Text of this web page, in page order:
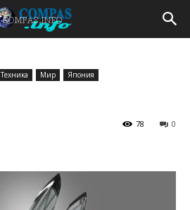
Техника Мир Япония
0
78